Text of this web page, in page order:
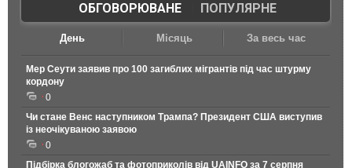
ОБГОВОРЮВАНЕ| ПОПУЛЯРНЕ
День Місяць За весь час
Мер Сеути заявив про 100 загиблих мігрантів під час штурму
кордону
0
Чи стане Венс наступником Трампа? Президент США виступив
із неочікуваною заявою
0
Підбірка блогожаб та фотоприколів від UAINFO за 7 серпня